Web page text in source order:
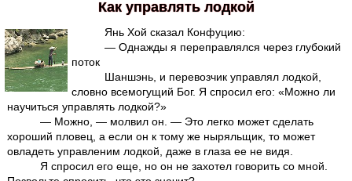
Как управлять лодкой
Янь Хой сказал Конфуцию:
— Однажды я переправлялся через глубокий
поток
Шаншэнь, и перевозчик управлял лодкой,
словно всемогущий Бог. Я спросил его: «Можно ли
научиться управлять лодкой?»
— Можно, — молвил он. — Это легко может сделать
хороший пловец, а если он к тому же ныряльщик, то может
овладеть управленим лодкой, даже в глаза ее не видя.
Я спросил его еще, но он не захотел говорить со мной.